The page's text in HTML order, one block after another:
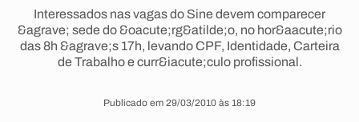
Interessados nas vagas do Sine devem comparecer
&agrave; sede do &oacute;rg&atilde;o, no hor&aacute;rio
das 8h &agrave;s 17h, levando CPF, Identidade, Carteira
de Trabalho e curr&iacute;culo profissional.
Publicado em 29/03/2010 às 18:19